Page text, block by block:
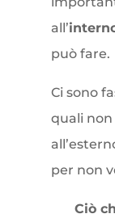
all’
può fare.
Ci sono
quali non
per non
Ciò